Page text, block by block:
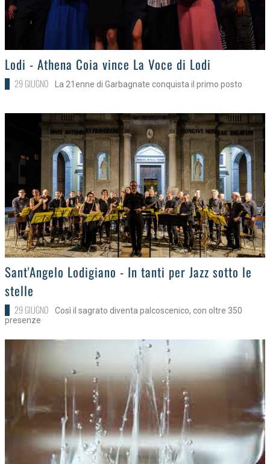
>Lodi - Athena Coia vince La Voce di Lodi
29 GIUGNO La 21enne di Garbagnate conquista il primo posto
>
Sant'Angelo Lodigiano - In tanti per Jazz sotto le
stelle
29 GIUGNO
Così il sagrato diventa palcoscenico, con oltre 350
presenze